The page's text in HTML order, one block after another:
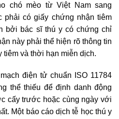
chó mèo từ Việt Nam sang
phải có giấy chứng nhận tiêm
bởi bác sĩ thú y có chứng chỉ
này phải thể hiện rõ thông tin
tiêm và thời hạn miễn dịch.
điện tử chuẩn ISO 11784
thể thiếu để định danh động
cấy trước hoặc cùng ngày với
Một báo cáo dịch tễ học thú y